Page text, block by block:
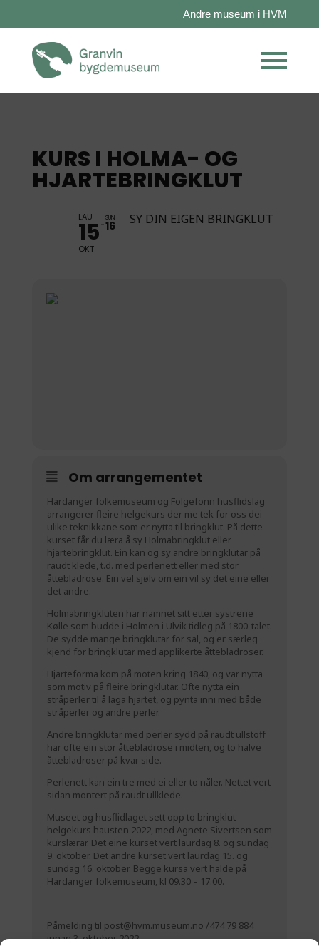
Andre museum i HVM
KURS I HOLMA- OG
HJARTEBRINGKLUT
LAU
15
OKT
SUN
16 SY DIN EIGEN BRINGKLUT
Om arrangementet
Hardanger folkemuseum og Folgefonn husflidslag
arrangerer fleire helgekurs der me tek for oss dei
ulike teknikkane som er nytta til bringklut. På dette
kurset får du læra å sy Holmabringklut eller
hjartebringklut. Ein kan og sy andre bringklutar på
raudt klede, t.d. med perlenett eller med stor
åttebladrose. Ein vel sjølv om ein vil sy det eine eller
det andre.
Holmabringkluten har namnet sitt etter systrene
Kølle som budde i Holmen i Ulvik tidleg på 1800-talet.
De sydde mange bringklutar for sal, og er særleg
kjend for bringklutar med applikerte åttebladroser.
Hjarteforma kom på moten kring 1840, og var nytta
som motiv på fleire bringklutar. Ofte nytta ein
stråperler til å laga hjartet, og pynta inni med både
stråperler og andre perler.
Andre bringklutar med perler sydd på raudt ullstoff
har ofte ein stor åttebladrose i midten, og to halve
åttebladroser på kvar side.
Perlenett kan ein tre med ei eller to nåler. Nettet vert
sidan montert på raudt ullklede.
Museet og husflidlaget sett opp to bringklut-
helgekurs hausten 2022, med Agnete Sivertsen som
kurslærar. Det eine kurset vert laurdag 8. og sundag
9. oktober. Det andre kurset vert laurdag 15. og
sundag 16. oktober. Begge kursa vert halde på
Hardanger folkemuseum, kl 09.30 – 17.00.
Påmelding til post@hvm.museum.no /474 79 884
innan 3. oktober 2022